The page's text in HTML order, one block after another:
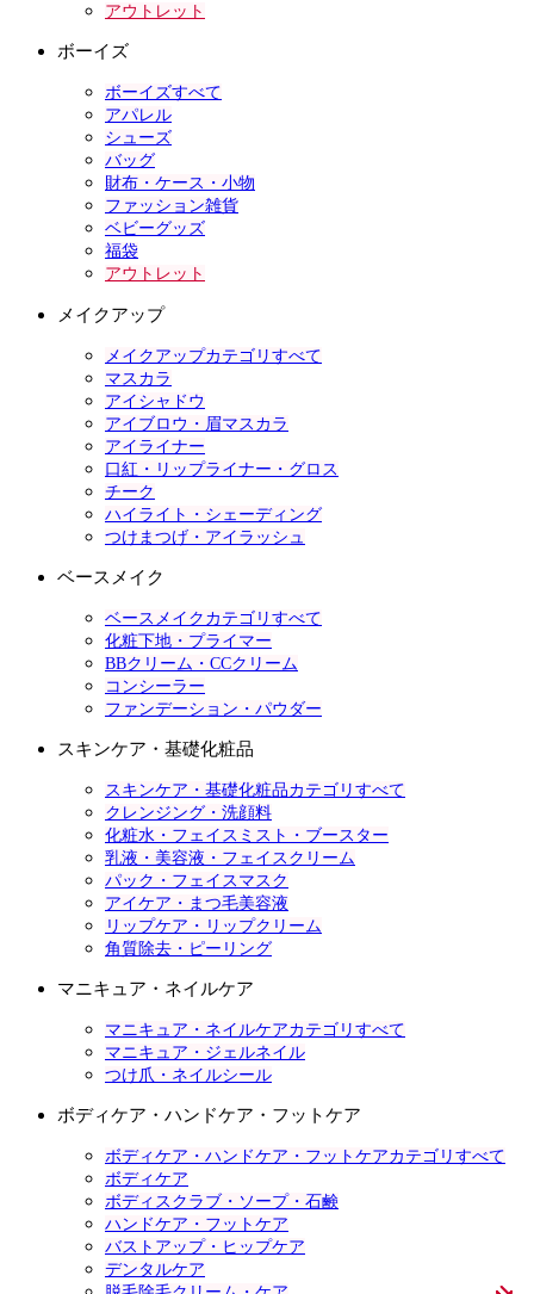
アウトレット
ボーイズ
ボーイズすべて
アパレル
シューズ
バッグ
財布・ケース・小物
ファッション雑貨
ベビーグッズ
福袋
アウトレット
メイクアップ
メイクアップカテゴリすべて
マスカラ
アイシャドウ
アイブロウ・眉マスカラ
アイライナー
口紅・リップライナー・グロス
チーク
ハイライト・シェーディング
つけまつげ・アイラッシュ
ベースメイク
ベースメイクカテゴリすべて
化粧下地・プライマー
BBクリーム・CCクリーム
コンシーラー
ファンデーション・パウダー
スキンケア・基礎化粧品
スキンケア・基礎化粧品カテゴリすべて
クレンジング・洗顔料
化粧水・フェイスミスト・ブースター
乳液・美容液・フェイスクリーム
パック・フェイスマスク
アイケア・まつ毛美容液
リップケア・リップクリーム
角質除去・ピーリング
マニキュア・ネイルケア
マニキュア・ネイルケアカテゴリすべて
マニキュア・ジェルネイル
つけ爪・ネイルシール
ボディケア・ハンドケア・フットケア
ボディケア・ハンドケア・フットケアカテゴリすべて
ボディケア
ボディスクラブ・ソープ・石鹸
ハンドケア・フットケア
バストアップ・ヒップケア
デンタルケア